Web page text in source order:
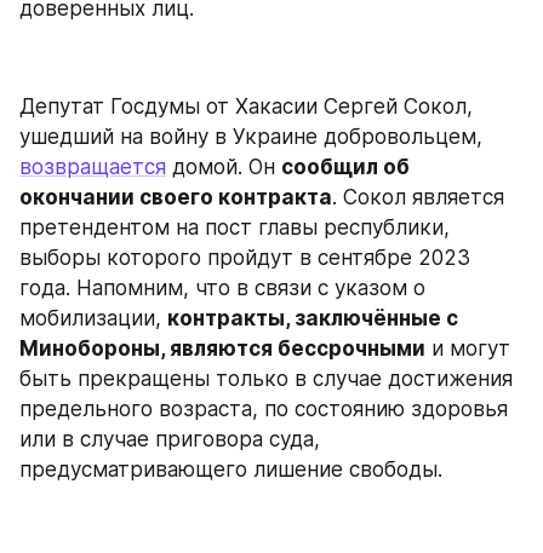
доверенных лиц.
Депутат Госдумы от Хакасии Сергей Сокол,
возвращается домой. Он сообщил об
окончании своего контракта. Сокол является
претендентом на пост главы республики,
выборы которого пройдут в сентябре 2023
года. Напомним, что в связи с указом о
мобилизации, контракты, заключённые с
Минобороны, являются бессрочными и могут
быть прекращены только в случае достижения
предельного возраста, по состоянию здоровья
или в случае приговора суда,
предусматривающего лишение свободы.